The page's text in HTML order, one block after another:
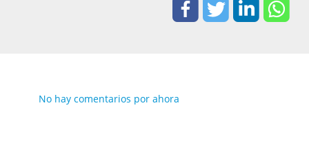
No hay comentarios por ahora